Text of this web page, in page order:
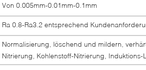
Von 0.005mm-0.01mm-0.1mm
Ra 0.8-Ra3.2 entsprechend
Normalisierung, löschend und mildern,
Nitrierung, Kohlenstoff-Nitrierung, Induktions-